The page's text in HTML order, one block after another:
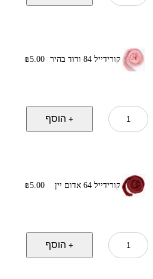
קורידייל
קורידייל 84 ורוד בהיר ₪5.00
כמות
קורידייל
+הוסף
קורידייל 64 אדום יין ₪5.00
כמות
קורידייל
+הוסף